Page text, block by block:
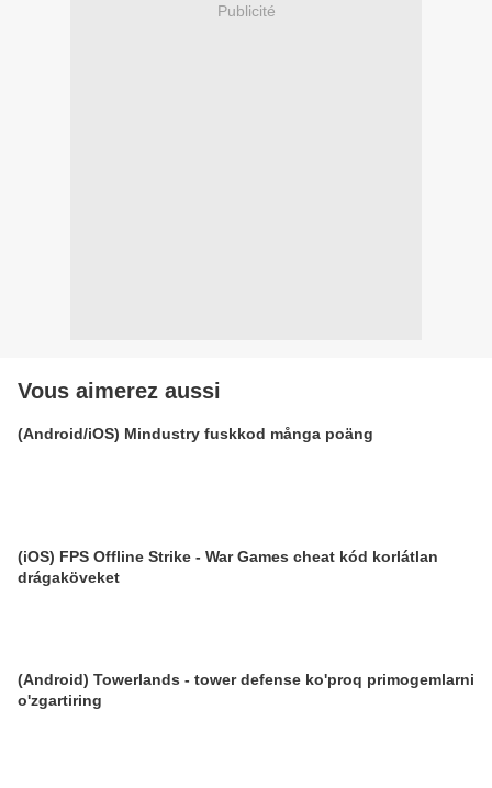
Publicité
Vous aimerez aussi
(Android/iOS) Mindustry fuskkod många poäng
(iOS) FPS Offline Strike - War Games cheat kód korlátlan
drágaköveket
(Android) Towerlands - tower defense ko'proq primogemlarni
o'zgartiring